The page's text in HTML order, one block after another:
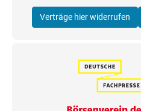
Verträge hier widerrufen